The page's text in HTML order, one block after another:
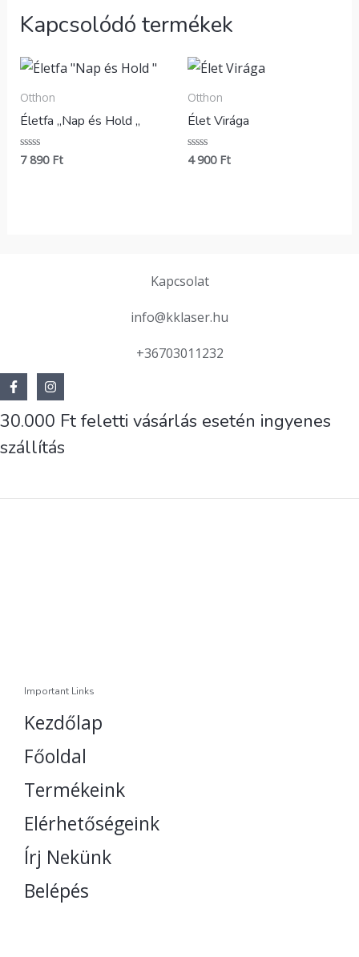
Kapcsolódó termékek
Otthon
Életfa „Nap és Hold „
Értékelés:
7 890 Ft
Otthon
Élet Virága
Értékelés:
4 900 Ft
Kapcsolat
info@kklaser.hu
+36703011232
30.000 Ft feletti vásárlás esetén ingyenes
szállítás
Important Links
Kezdőlap
Főoldal
Termékeink
Elérhetőségeink
Írj Nekünk
Belépés